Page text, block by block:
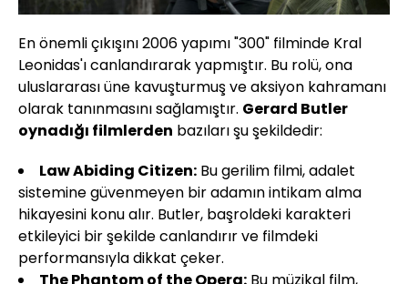
En önemli çıkışını 2006 yapımı "300" filminde Kral
Leonidas'ı canlandırarak yapmıştır. Bu rolü, ona
uluslararası üne kavuşturmuş ve aksiyon kahramanı
olarak tanınmasını sağlamıştır. Gerard Butler
oynadığı filmlerden bazıları şu şekildedir:
Law Abiding Citizen: Bu gerilim filmi, adalet
sistemine güvenmeyen bir adamın intikam alma
hikayesini konu alır. Butler, başroldeki karakteri
etkileyici bir şekilde canlandırır ve filmdeki
performansıyla dikkat çeker.